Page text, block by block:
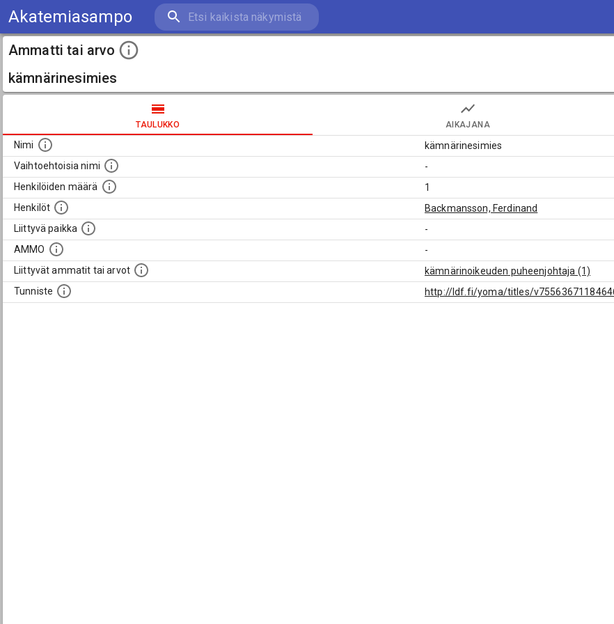
Akatemiasampo
Ammatti tai arvo
kämnärinesimies
TAULUKKO AIKAJANA
Nimi
kämnärinesimies
Vaihtoehtoisia nimi
-
Henkilöiden määrä
1
Henkilöt
Backmansson, Ferdinand
Liittyvä paikka
-
AMMO
-
Liittyvät ammatit tai arvot
kämnärinoikeuden puheenjohtaja (1)
Tunniste
http://ldf.fi/yoma/titles/